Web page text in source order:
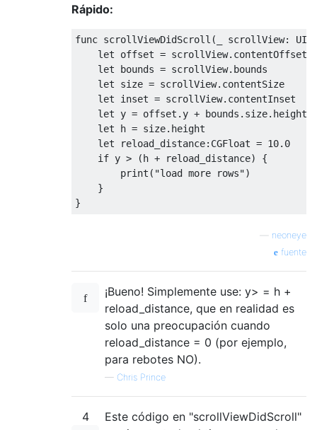
Rápido:
func scrollViewDidScroll ( _ scrollView:
let offset = scrollView. contentOffset
let bounds = scrollView. bounds
let size = scrollView. contentSize
let inset = scrollView. contentInset
let y = offset . y + bounds . size. height
let h = size. height
let reload_distance: CGFloat = 10.0
if y > (h + reload_distance)
{
print ( "load more rows")
}
}
neoneye
fuente
¡Bueno! Simplemente use: y> = h +
reload_distance, que en realidad es
solo una preocupación cuando
reload_distance = 0 (por ejemplo,
para rebotes NO).
— Chris Prince
4
Este código en "scrollViewDidScroll"